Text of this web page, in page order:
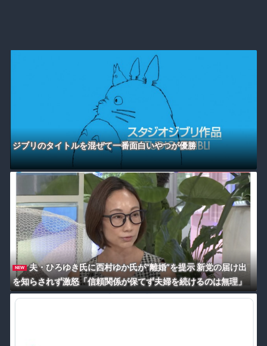
ジブリのタイトルを混ぜて一番面白いやつが優勝
NEW
夫・ひろゆき氏に西村ゆか氏が“離婚”を提示 新党の届け出
を知らされず激怒「信頼関係が保てず夫婦を続けるのは無理」